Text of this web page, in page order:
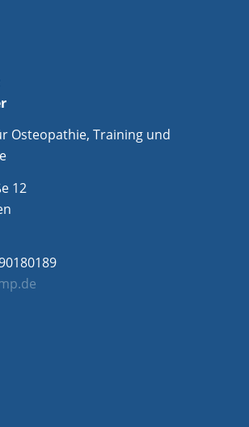
Osteopathie, Training und
12